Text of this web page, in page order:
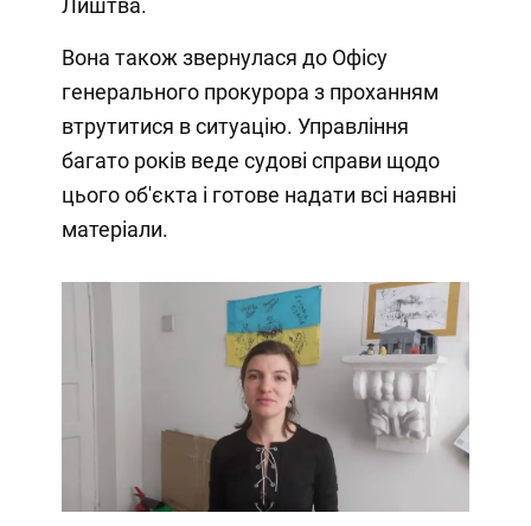
Лиштва.
Вона також звернулася до Офісу
генерального прокурора з проханням
втрутитися в ситуацію. Управління
багато років веде судові справи щодо
цього об'єкта і готове надати всі наявні
матеріали.